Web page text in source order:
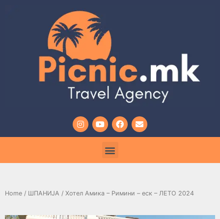
Home / ШПАНИЈА / Хотел Амика – Римини – еск – ЛЕТО 2024